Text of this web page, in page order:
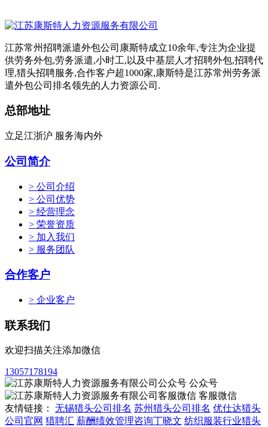
江苏常州招聘派遣外包公司康斯特成立10余年,专注为企业提
供劳务外包,劳务派遣,小时工,以及中基层人才招聘外包,招聘代
理,猎头招聘服务,合作客户超1000家,康斯特是江苏常州劳务派
遣外包公司排名领先的人力资源公司.
总部地址
立足江浙沪 服务海内外
公司简介
> 公司介绍
> 公司优势
> 经营理念
> 荣誉资质
> 加入我们
> 服务团队
合作客户
> 企业客户
联系我们
欢迎扫描关注添加微信
13057178194
公众号
客服微信
友情链接： 无锡猎头公司排名 苏州猎头公司排名 优仕达猎头
公司官网 猎聘汇 薪酬绩效管理咨询丁晓文 纺织服装行业猎头